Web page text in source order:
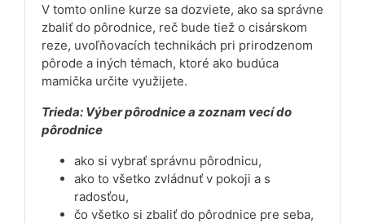
V tomto online kurze sa dozviete, ako sa správne
zbaliť do pôrodnice, reč bude tiež o cisárskom
reze, uvoľňovacích technikách pri prirodzenom
pôrode a iných témach, ktoré ako budúca
mamička určite využijete.
Trieda: Výber pôrodnice a zoznam vecí do
pôrodnice
ako si vybrať správnu pôrodnicu,
ako to všetko zvládnuť v pokoji a s
radosťou,
čo všetko si zbaliť do pôrodnice pre seba,